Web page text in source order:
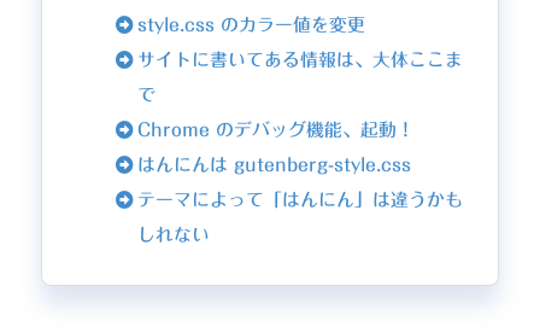
style.css のカラー値を変更
サイトに書いてある情報は、大体ここま
で
Chrome のデバッグ機能、起動！
はんにんは gutenberg-style.css
テーマによって「はんにん」は違うかも
しれない